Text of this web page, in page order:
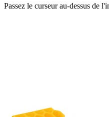
Passez le curseur au-dessus de